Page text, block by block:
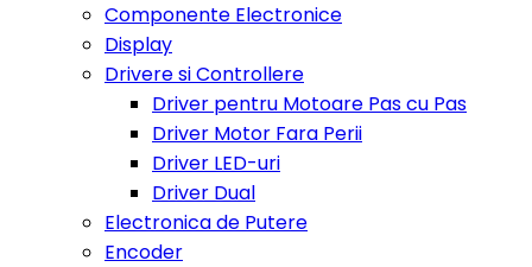
Componente Electronice
Display
Drivere si Controllere
Driver pentru Motoare Pas cu Pas
Driver Motor Fara Perii
Driver LED-uri
Driver Dual
Electronica de Putere
Encoder